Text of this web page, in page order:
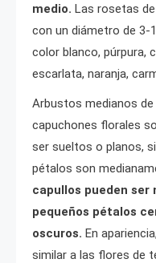
medio. Las rosetas
con un diámetro de 3-
color blanco, púrpura,
escarlata, naranja,
Arbustos medianos
capuchones florales
ser sueltos o planos,
pétalos son
capullos pueden ser
pequeños pétalos
oscuros. En
similar a las flores de